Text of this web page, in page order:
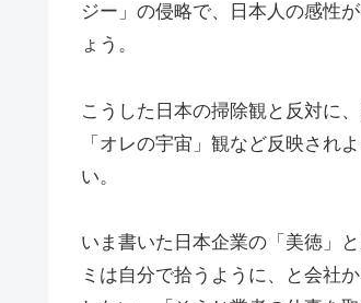
ジー」の侵略で、日本人の感性
ょう。
こうした日本の掃除観と反対に
「オレの宇宙」観など反映され
い。
いま書いた日本企業の「美徳」
ミは自分で拾うように、と会社